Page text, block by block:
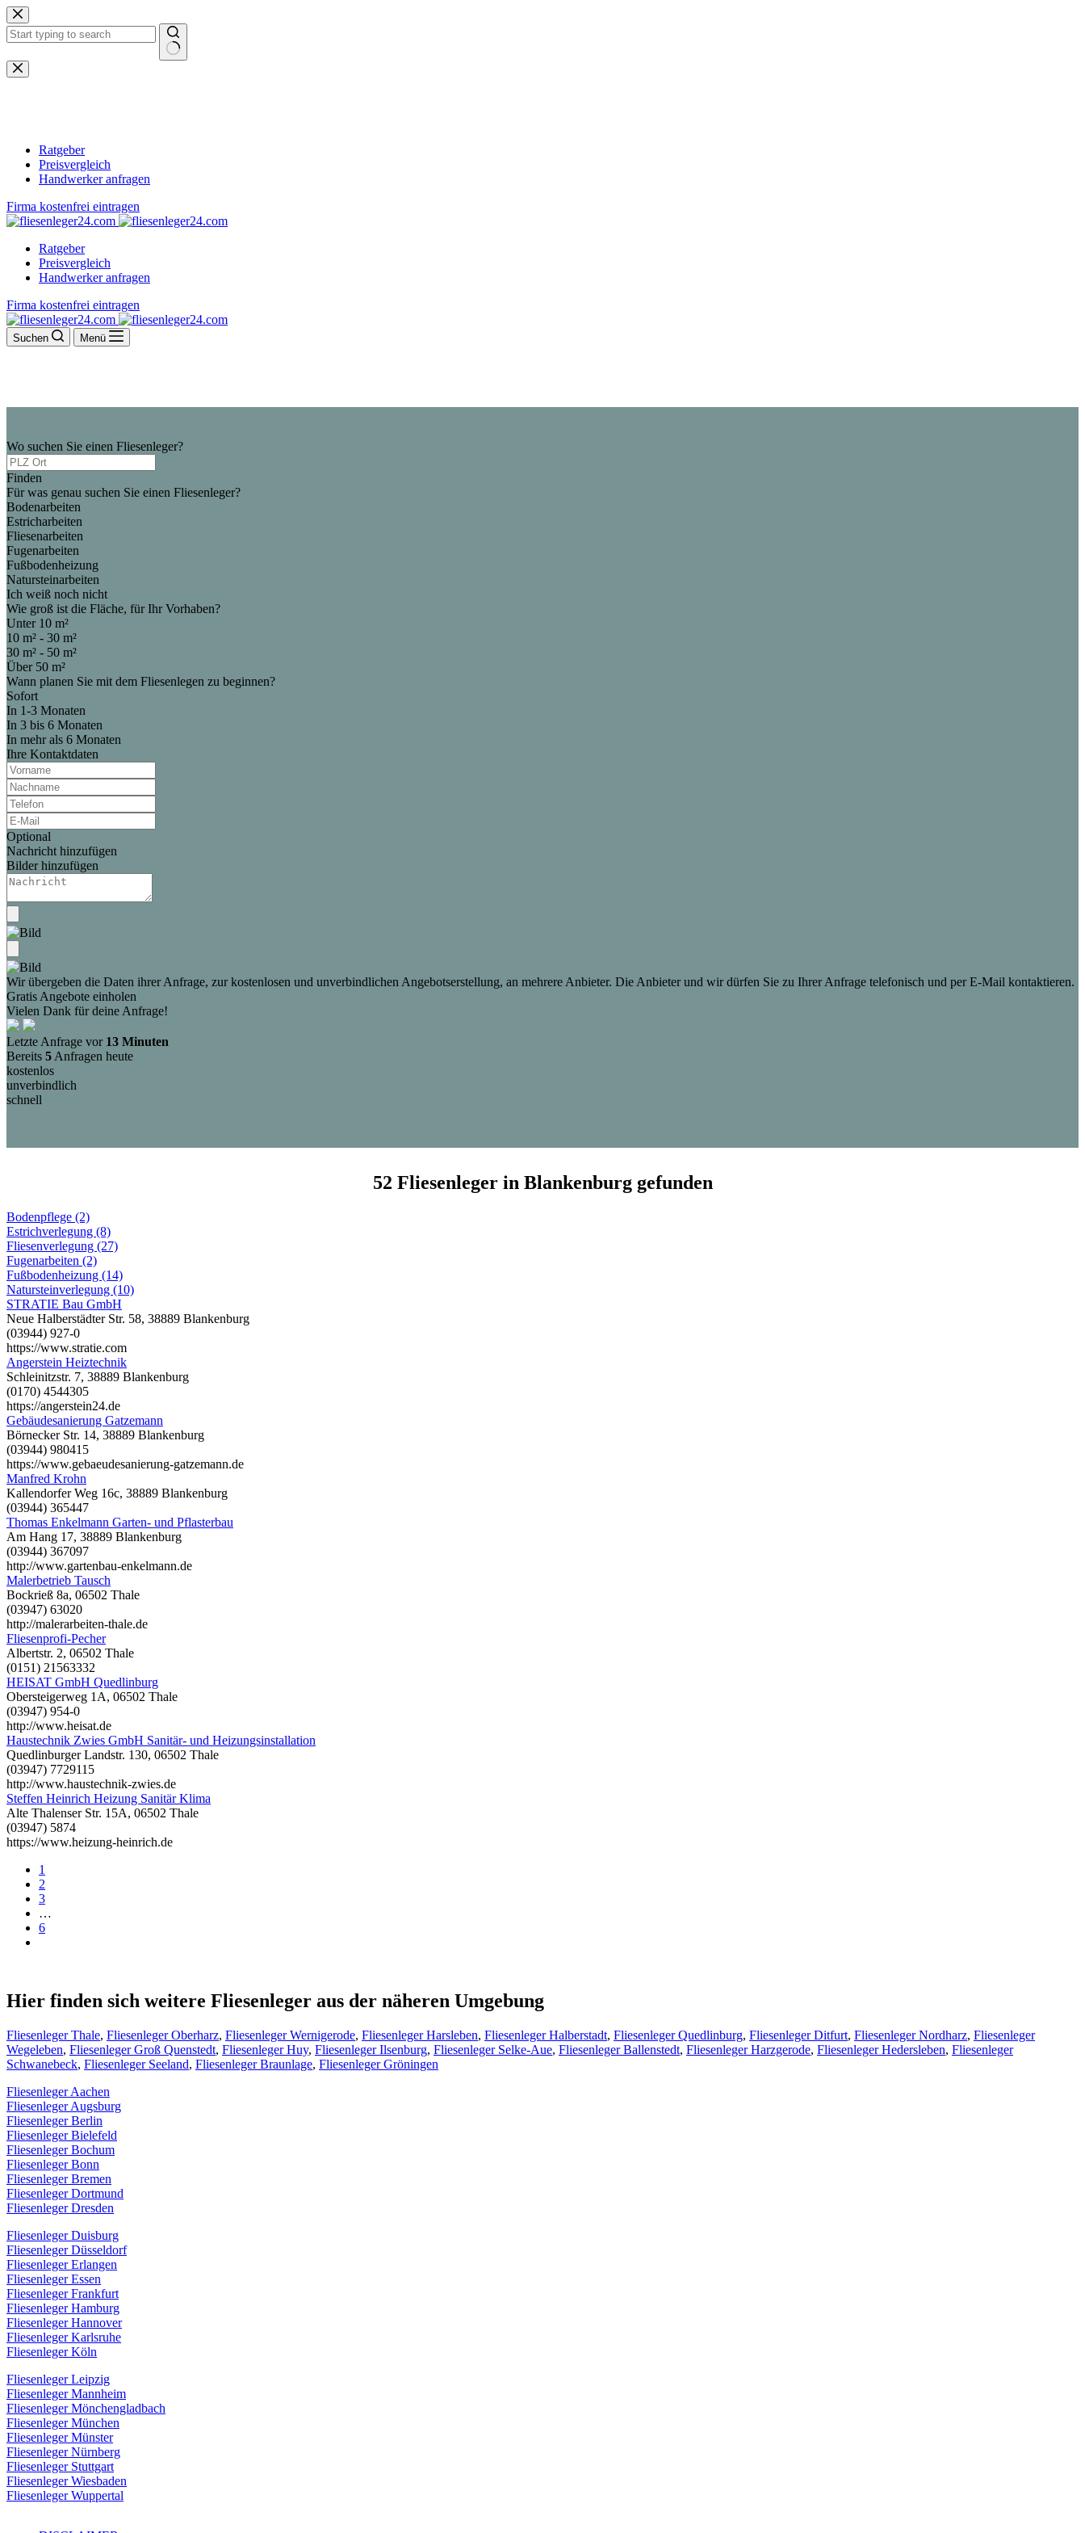
Zum
Inhalt
springen
Keine
Ergebnisse
Ratgeber
Preisvergleich
Handwerker anfragen
Firma kostenfrei eintragen
Ratgeber
Preisvergleich
Handwerker anfragen
Firma kostenfrei eintragen
Suchen Menü
Wo suchen Sie einen Fliesenleger?
Finden
Für was genau suchen Sie einen Fliesenleger?
Bodenarbeiten
Estricharbeiten
Fliesenarbeiten
Fugenarbeiten
Fußbodenheizung
Natursteinarbeiten
Ich weiß noch nicht
Wie groß ist die Fläche, für Ihr Vorhaben?
Unter 10 m²
10 m² - 30 m²
30 m² - 50 m²
Über 50 m²
Wann planen Sie mit dem Fliesenlegen zu beginnen?
Sofort
In 1-3 Monaten
In 3 bis 6 Monaten
In mehr als 6 Monaten
Ihre Kontaktdaten
Optional
Nachricht hinzufügen
Bilder hinzufügen
Wir übergeben die Daten ihrer Anfrage, zur kostenlosen und unverbindlichen Angebotserstellung, an mehrere Anbieter. Die Anbieter und wir dürfen Sie zu Ihrer Anfrage telefonisch und per E-Mail kontaktieren.
Gratis Angebote einholen
Vielen Dank für deine Anfrage!
Letzte Anfrage vor 13 Minuten
Bereits 5 Anfragen heute
kostenlos
unverbindlich
schnell
52 Fliesenleger in Blankenburg gefunden
Bodenpflege (2)
Estrichverlegung (8)
Fliesenverlegung (27)
Fugenarbeiten (2)
Fußbodenheizung (14)
Natursteinverlegung (10)
STRATIE Bau GmbH
Neue Halberstädter Str. 58, 38889 Blankenburg
(03944) 927-0
https://www.stratie.com
Angerstein Heiztechnik
Schleinitzstr. 7, 38889 Blankenburg
(0170) 4544305
https://angerstein24.de
Gebäudesanierung Gatzemann
Börnecker Str. 14, 38889 Blankenburg
(03944) 980415
https://www.gebaeudesanierung-gatzemann.de
Manfred Krohn
Kallendorfer Weg 16c, 38889 Blankenburg
(03944) 365447
Thomas Enkelmann Garten- und Pflasterbau
Am Hang 17, 38889 Blankenburg
(03944) 367097
http://www.gartenbau-enkelmann.de
Malerbetrieb Tausch
Bockrieß 8a, 06502 Thale
(03947) 63020
http://malerarbeiten-thale.de
Fliesenprofi-Pecher
Albertstr. 2, 06502 Thale
(0151) 21563332
HEISAT GmbH Quedlinburg
Obersteigerweg 1A, 06502 Thale
(03947) 954-0
http://www.heisat.de
Haustechnik Zwies GmbH Sanitär- und Heizungsinstallation
Quedlinburger Landstr. 130, 06502 Thale
(03947) 7729115
http://www.haustechnik-zwies.de
Steffen Heinrich Heizung Sanitär Klima
Alte Thalenser Str. 15A, 06502 Thale
(03947) 5874
https://www.heizung-heinrich.de
1
2
3
…
6
Hier finden sich weitere Fliesenleger aus der näheren Umgebung
Fliesenleger Thale, Fliesenleger Oberharz, Fliesenleger Wernigerode, Fliesenleger Harsleben, Fliesenleger Halberstadt, Fliesenleger Quedlinburg, Fliesenleger Ditfurt, Fliesenleger Nordharz, Fliesenleger
Wegeleben, Fliesenleger Groß Quenstedt, Fliesenleger Huy, Fliesenleger Ilsenburg, Fliesenleger Selke-Aue, Fliesenleger Ballenstedt, Fliesenleger Harzgerode, Fliesenleger Hedersleben, Fliesenleger
Schwanebeck, Fliesenleger Seeland, Fliesenleger Braunlage, Fliesenleger Gröningen
Fliesenleger Aachen
Fliesenleger Augsburg
Fliesenleger Berlin
Fliesenleger Bielefeld
Fliesenleger Bochum
Fliesenleger Bonn
Fliesenleger Bremen
Fliesenleger Dortmund
Fliesenleger Dresden
Fliesenleger Duisburg
Fliesenleger Düsseldorf
Fliesenleger Erlangen
Fliesenleger Essen
Fliesenleger Frankfurt
Fliesenleger Hamburg
Fliesenleger Hannover
Fliesenleger Karlsruhe
Fliesenleger Köln
Fliesenleger Leipzig
Fliesenleger Mannheim
Fliesenleger Mönchengladbach
Fliesenleger München
Fliesenleger Münster
Fliesenleger Nürnberg
Fliesenleger Stuttgart
Fliesenleger Wiesbaden
Fliesenleger Wuppertal